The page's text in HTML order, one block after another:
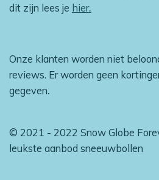
dit zijn lees je hier.
Onze klanten worden niet
reviews. Er worden geen
gegeven.
© 2021 - 2022 Snow Globe
leukste aanbod sneeuwbollen